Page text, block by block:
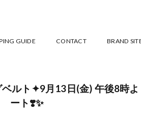
GUIDE CONTACT BRAND
ルト✦9月13日(金) 午後8時
ート❣️✨